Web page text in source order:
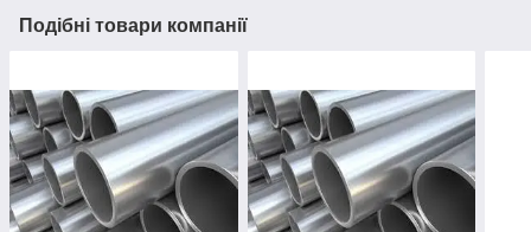
Подібні товари компанії